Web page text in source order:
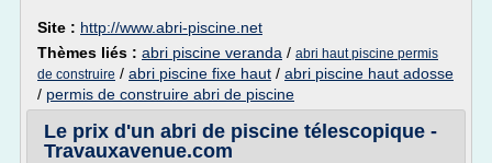
Site : http://www.abri-piscine.net
Thèmes liés : abri piscine veranda / abri haut piscine permis
de construire / abri piscine fixe haut / abri piscine haut adosse
/ permis de construire abri de piscine
Le prix d'un abri de piscine télescopique -
Travauxavenue.com